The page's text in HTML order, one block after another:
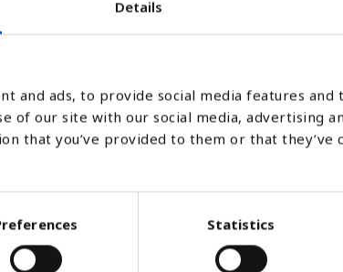
Details
and ads, to provide social media features and
of our site with our social media, advertising
that you’ve provided to them or that they’ve
Statistics
av världen. Skogen
industrier, vägar och annan
med. Varje år förlorar Afrika